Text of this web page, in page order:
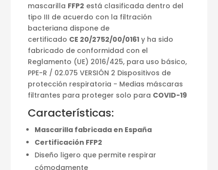
mascarilla FFP2 está clasificada dentro del
tipo III de acuerdo con la filtración
bacteriana dispone de
certificado CE 20/2752/00/0161 y ha sido
fabricado de conformidad con el
Reglamento (UE) 2016/425, para uso básico,
PPE-R / 02.075 VERSIÓN 2 Dispositivos de
protección respiratoria - Medias máscaras
filtrantes para proteger solo para COVID-19
Características:
Mascarilla fabricada en España
Certificación FFP2
Diseño ligero que permite respirar
cómodamente